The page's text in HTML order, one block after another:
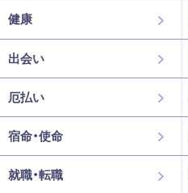
健康
出会い
厄払い
宿命・使命
就職・転職